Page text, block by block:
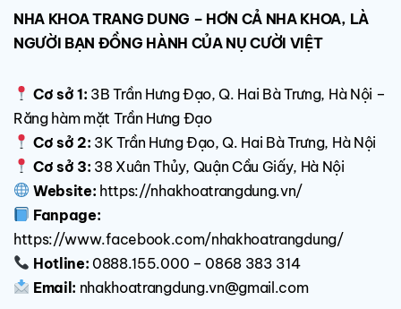
NHA KHOA TRANG DUNG – HƠN CẢ NHA KHOA, LÀ
NGƯỜI BẠN ĐỒNG HÀNH CỦA NỤ CƯỜI VIỆT
Cơ sở 1: 3B Trần Hưng Đạo, Q. Hai Bà Trưng, Hà Nội –
Răng hàm mặt Trần Hưng Đạo
Cơ sở 2: 3K Trần Hưng Đạo, Q. Hai Bà Trưng, Hà Nội
Cơ sở 3: 38 Xuân Thủy, Quận Cầu Giấy, Hà Nội
Website: https://nhakhoatrangdung.vn/
Fanpage:
https://www.facebook.com/nhakhoatrangdung/
Hotline: 0888.155.000 – 0868 383 314
Email: nhakhoatrangdung.vn@gmail.com